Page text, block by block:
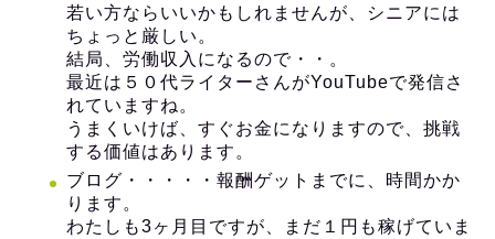
若い方ならいいかもしれませんが、シニアには
ちょっと厳しい。
結局、労働収入になるので・・。
最近は５０代ライターさんがYouTubeで発信さ
れていますね。
うまくいけば、すぐお金になりますので、挑戦
する価値はあります。
ブログ・・・・・報酬ゲットまでに、時間かか
ります。
わたしも3ヶ月目ですが、まだ１円も稼げていま